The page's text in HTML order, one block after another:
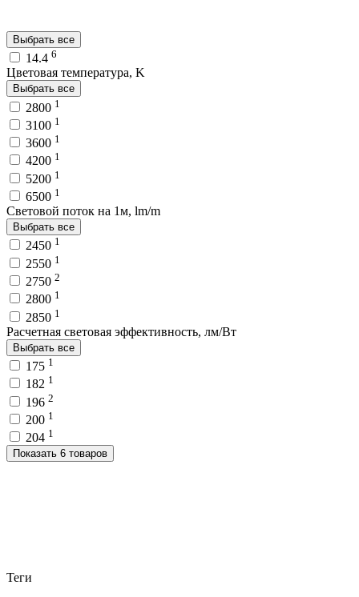
Выбрать все
14.4 6
Цветовая температура, K
Выбрать все
2800 1
3100 1
3600 1
4200 1
5200 1
6500 1
Световой поток на 1м, lm/m
Выбрать все
2450 1
2550 1
2750 2
2800 1
2850 1
Расчетная световая эффективность, лм/Вт
Выбрать все
175 1
182 1
196 2
200 1
204 1
Показать 6 товаров
Теги